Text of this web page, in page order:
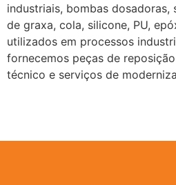
industriais, bombas dosadoras,
de graxa, cola, silicone, PU,
utilizados em processos
fornecemos peças de
técnico e serviços de